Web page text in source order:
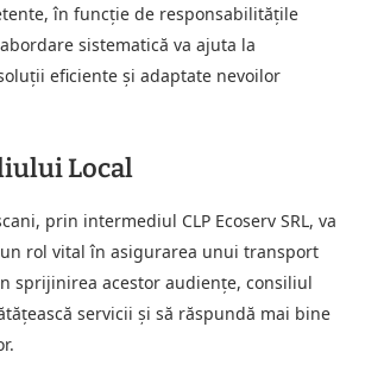
în funcție de responsabilitățile
sistematică va ajuta la
eficiente și adaptate nevoilor
Local
prin intermediul CLP Ecoserv SRL, va
rol vital în asigurarea unui transport
sprijinirea acestor audiențe, consiliul
servicii și să răspundă mai bine